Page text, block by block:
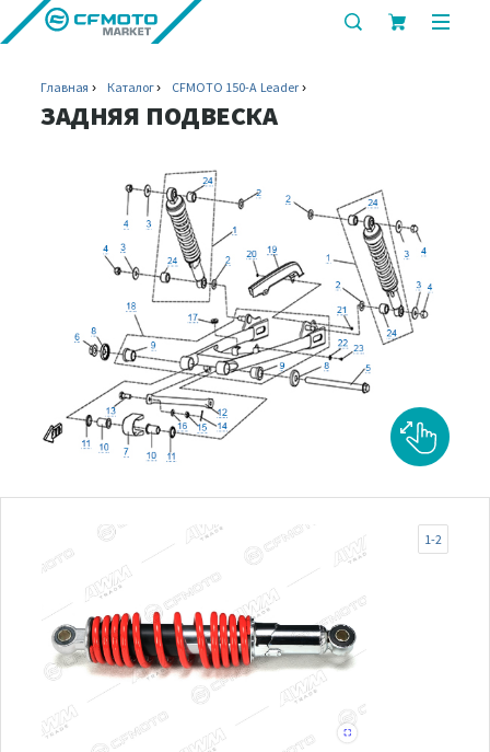
показать
Главная Каталог CFMOTO 150-A Leader
ЗАДНЯЯ ПОДВЕСКА
1-2